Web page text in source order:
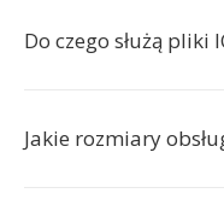
Do czego służą pliki
Jakie rozmiary